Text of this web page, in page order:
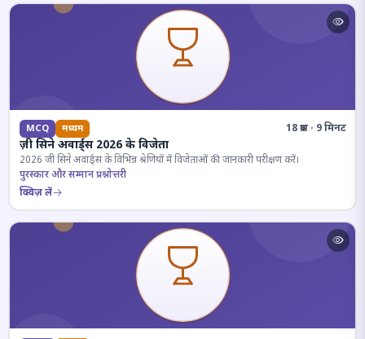
MCQ मध्यम 18 प्रश्न · 9 मिनट
ज़ी सिने अवार्ड्स 2026 के विजेता
2026 जी सिने अवार्ड्स के विभिन्न श्रेणियों में विजेताओं की जानकारी परीक्षण करें।
पुरस्कार और सम्मान प्रश्नोत्तरी
क्विज़ लें